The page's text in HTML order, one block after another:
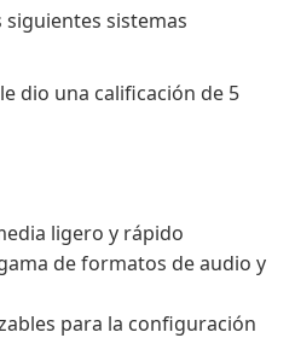
siguientes sistemas
dio una calificación de 5
ligero y rápido
de formatos de audio y
para la configuración